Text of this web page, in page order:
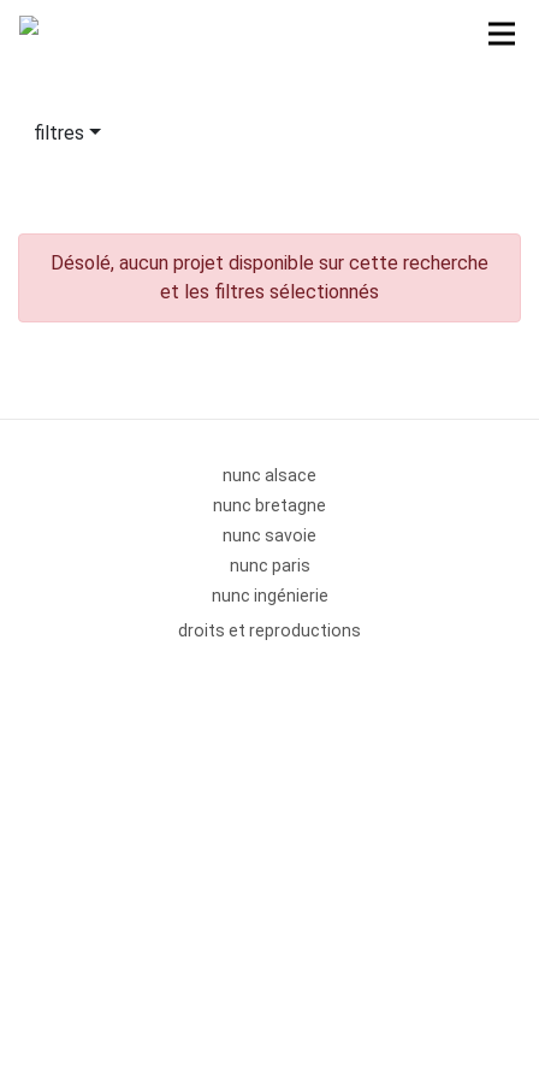
filtres
Désolé, aucun projet disponible sur cette recherche
et les filtres sélectionnés
nunc alsace
nunc bretagne
nunc savoie
nunc paris
nunc ingénierie
droits et reproductions